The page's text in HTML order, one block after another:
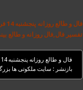
تفسیر فال,فال روزانه و طالع
فال و طالع روزانه پنجشنبه 14 فروردین ماه 99
بازنشر : سایت ملکوتی ها